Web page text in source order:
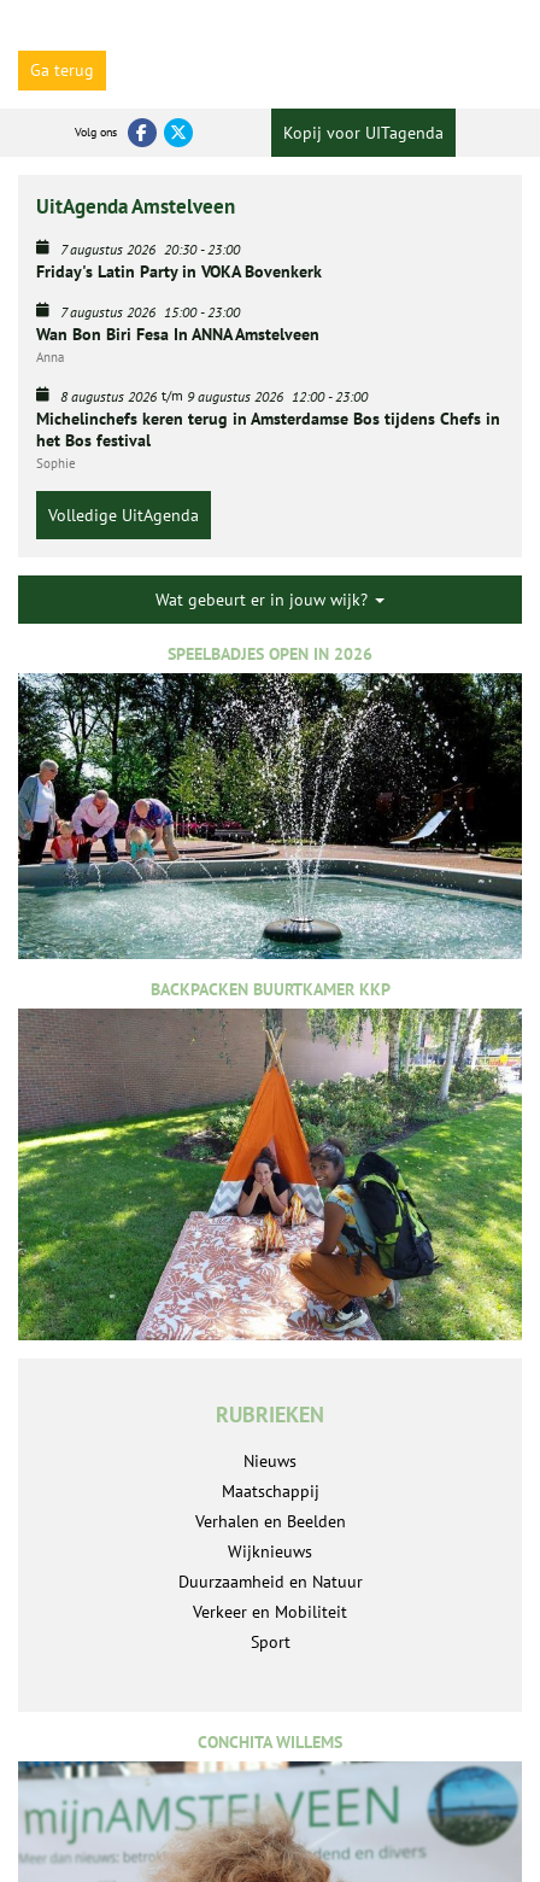
Ga terug
Volg ons Kopij voor UITagenda
UitAgenda Amstelveen
7 augustus 2026 20:30- 23:00
Friday's Latin Party in VOKA Bovenkerk
7 augustus 2026 15:00- 23:00
Wan Bon Biri Fesa In ANNA Amstelveen
Anna
8 augustus 2026 t/m 9 augustus 2026 12:00- 23:00
Michelinchefs keren terug in Amsterdamse Bos tijdens Chefs in
het Bos festival
Sophie
Volledige UitAgenda
Wat gebeurt er in jouw wijk?
SPEELBADJES OPEN IN 2026
BACKPACKEN BUURTKAMER KKP
RUBRIEKEN
Nieuws
Maatschappij
Verhalen en Beelden
Wijknieuws
Duurzaamheid en Natuur
Verkeer en Mobiliteit
Sport
CONCHITA WILLEMS